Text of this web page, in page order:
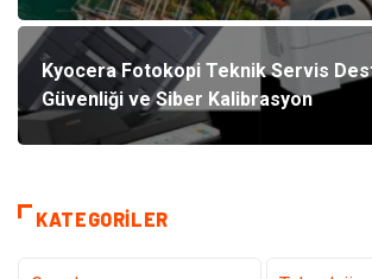
Kyocera Fotokopi Teknik Servis
Güvenliği ve Siber Kalibrasyon
KATEGORILER